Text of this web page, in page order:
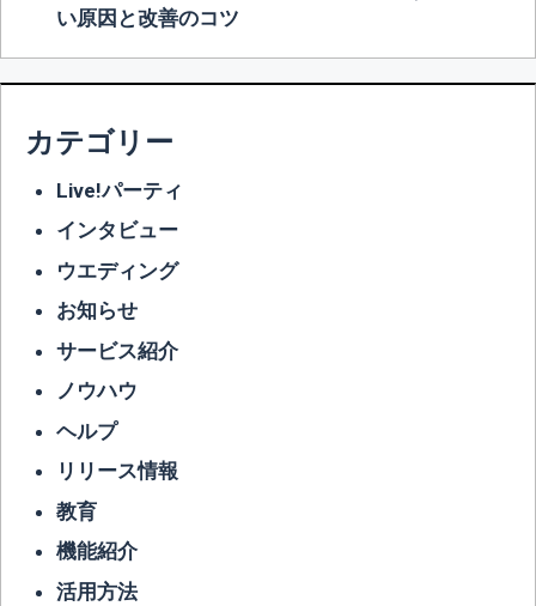
い原因と改善のコツ
カテゴリー
Live!パーティ
インタビュー
ウエディング
お知らせ
サービス紹介
ノウハウ
ヘルプ
リリース情報
教育
機能紹介
活用方法